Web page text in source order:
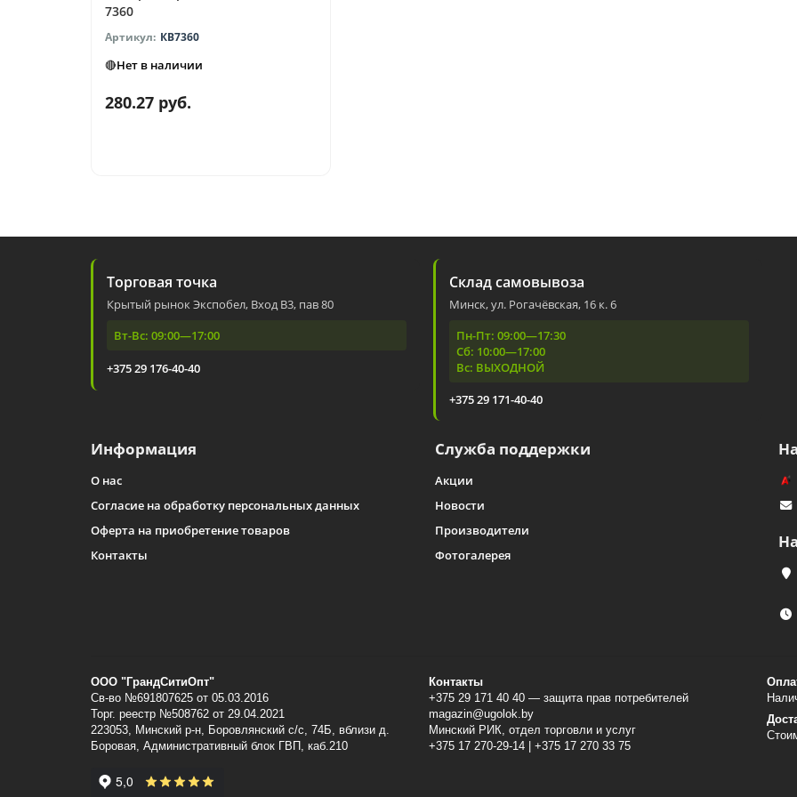
7360
КВ7360
🔴Нет в наличии
280.27 руб.
Торговая точка
Крытый рынок Экспобел, Вход В3, пав 80
Вт-Вс: 09:00—17:00
+375 29 176-40-40
Склад самовывоза
Минск, ул. Рогачёвская, 16 к. 6
Пн-Пт: 09:00—17:30
Сб: 10:00—17:00
Вс: ВЫХОДНОЙ
+375 29 171-40-40
Информация
О нас
Согласие на обработку персональных данных
Оферта на приобретение товаров
Контакты
Служба поддержки
Акции
Новости
Производители
Фотогалерея
ООО "ГрандСитиОпт"
Св-во №691807625 от 05.03.2016
Торг. реестр №508762 от 29.04.2021
223053, Минский p-н, Боровлянский с/с, 74Б, вблизи д.
Боровая, Административный блок ГВП, каб.210
Контакты
+375 29 171 40 40 — защита прав потребителей
magazin@ugolok.by
Минский РИК, отдел торговли и услуг
+375 17 270-29-14 | +375 17 270 33 75